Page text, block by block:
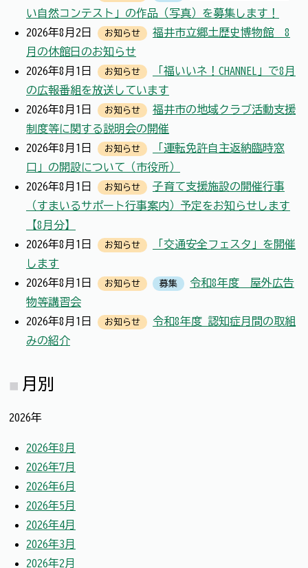
い自然コンテスト」の作品（写真）を募集します！
2026年8月2日
お知らせ
福井市立郷土歴史博物館 8
月の休館日のお知らせ
2026年8月1日
お知らせ
「福いいネ！CHANNEL」で8月
の広報番組を放送しています
2026年8月1日
お知らせ
福井市の地域クラブ活動支援
制度等に関する説明会の開催
2026年8月1日
お知らせ
「運転免許自主返納臨時窓
口」の開設について（市役所）
2026年8月1日
お知らせ
子育て支援施設の開催行事
（すまいるサポート行事案内）予定をお知らせします
【8月分】
2026年8月1日
お知らせ
「交通安全フェスタ」を開催
します
2026年8月1日
お知らせ 募集
令和8年度 屋外広告
物等講習会
2026年8月1日
お知らせ
令和8年度 認知症月間の取組
みの紹介
月別
2026年
2026年8月
2026年7月
2026年6月
2026年5月
2026年4月
2026年3月
2026年2月